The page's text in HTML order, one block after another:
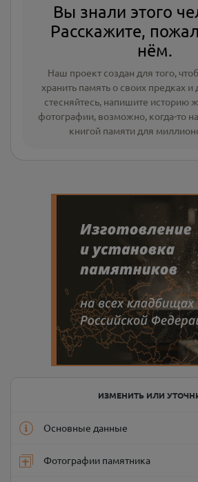
Вы знали этого
Расскажите,
нём.
Наш проект создан для того,
хранить память о своих предках
стесняйтесь, напишите историю
фотографии, возможно, когда-то
книгой памяти для
ИЗМЕНИТЬ ИЛИ
Основные данные
Фотографии памятника